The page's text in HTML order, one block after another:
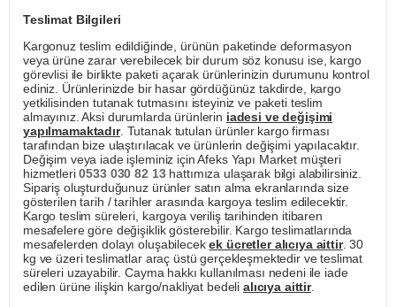
Teslimat Bilgileri
Kargonuz teslim edildiğinde, ürünün paketinde deformasyon
veya ürüne zarar verebilecek bir durum söz konusu ise, kargo
görevlisi ile birlikte paketi açarak ürünlerinizin durumunu kontrol
ediniz. Ürünlerinizde bir hasar gördüğünüz takdirde, kargo
yetkilisinden tutanak tutmasını isteyiniz ve paketi teslim
almayınız. Aksi durumlarda ürünlerin iadesi ve değişimi
yapılmamaktadır. Tutanak tutulan ürünler kargo firması
tarafından bize ulaştırılacak ve ürünlerin değişimi yapılacaktır.
Değişim veya iade işleminiz için Afeks Yapı Market müşteri
hizmetleri0533 030 82 13hattımıza ulaşarak bilgi alabilirsiniz.
Sipariş oluşturduğunuz ürünler satın alma ekranlarında size
gösterilen tarih / tarihler arasında kargoya teslim edilecektir.
Kargo teslim süreleri, kargoya veriliş tarihinden itibaren
mesafelere göre değişiklik gösterebilir. Kargo teslimatlarında
mesafelerden dolayı oluşabilecekek ücretler alıcıya aittir. 30
kg ve üzeri teslimatlar araç üstü gerçekleşmektedir ve teslimat
süreleri uzayabilir. Cayma hakkı kullanılması nedeni ile iade
edilen ürüne ilişkin kargo/nakliyat bedeli alıcıya aittir.